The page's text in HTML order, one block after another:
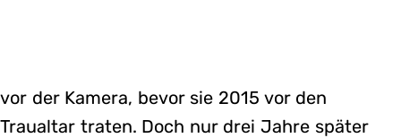
vor der Kamera, bevor sie 2015 vor den
Traualtar traten. Doch nur drei Jahre später